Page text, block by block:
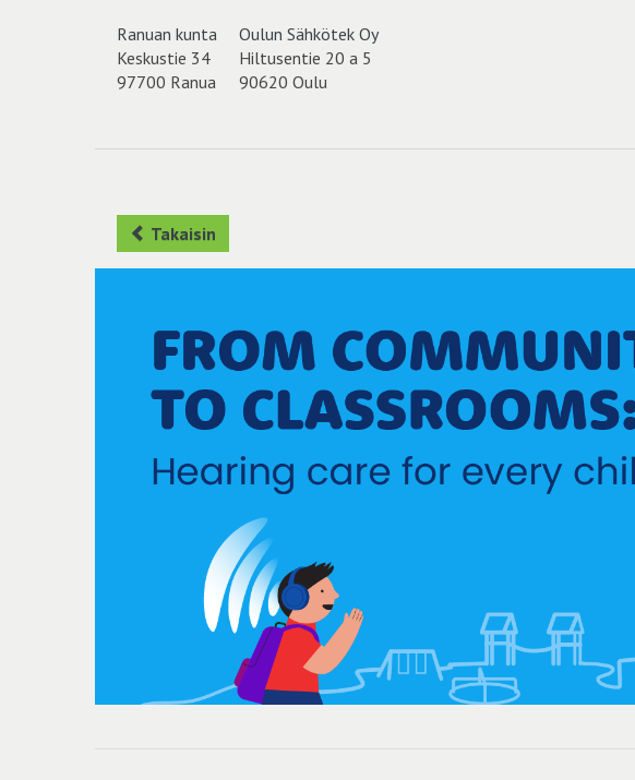
Ranuan kunta
Keskustie 34
97700 Ranua
Oulun Sähkötek Oy
Hiltusentie 20 a 5
90620 Oulu
Takaisin